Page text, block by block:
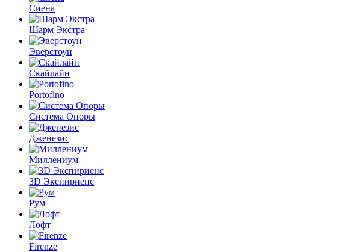
Сиена
Шарм Экстра
Эверстоун
Скайлайн
Portofino
Система Опоры
Дженезис
Миллениум
3D Экспириенс
Рум
Лофт
Firenze